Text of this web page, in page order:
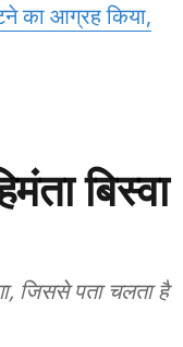
का आग्रह किया,
बिस्वा
जिससे पता चलता है